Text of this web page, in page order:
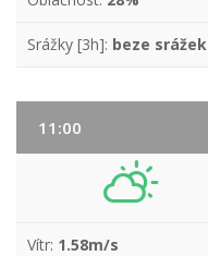
Srážky [3h]: beze srážek
11:00
Vítr: 1.58m/s